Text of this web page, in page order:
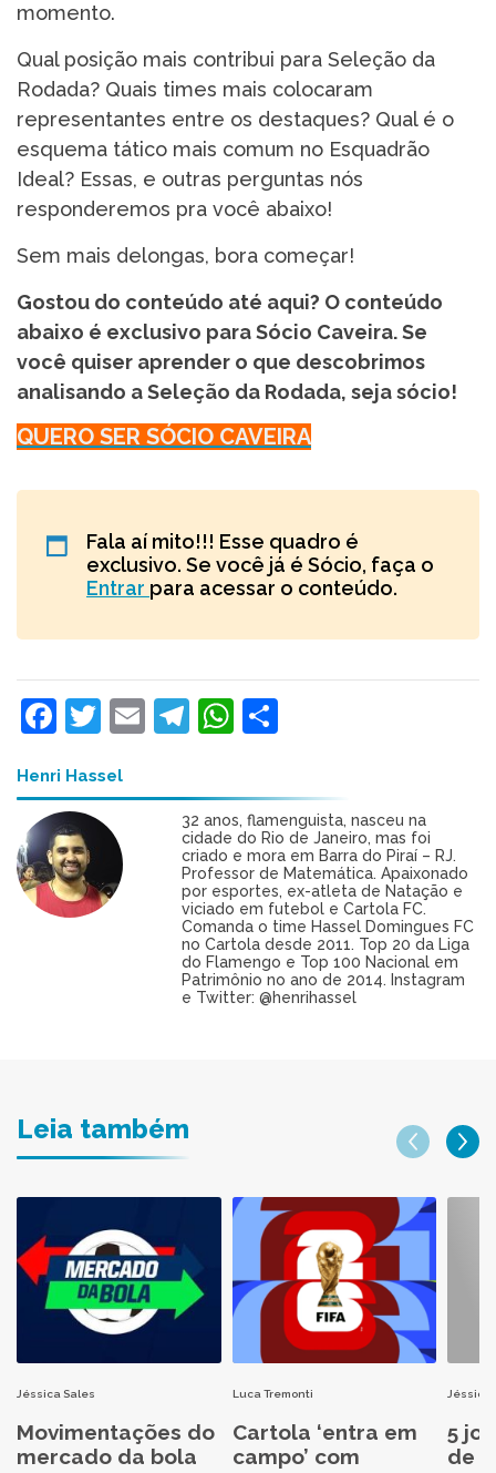
momento.
Qual posição mais contribui para Seleção da
Rodada? Quais times mais colocaram
representantes entre os destaques? Qual é o
esquema tático mais comum no Esquadrão
Ideal? Essas, e outras perguntas nós
responderemos pra você abaixo!
Sem mais delongas, bora começar!
Gostou do conteúdo até aqui? O conteúdo
abaixo é exclusivo para Sócio Caveira. Se
você quiser aprender o que descobrimos
analisando a Seleção da Rodada, seja sócio!
QUERO SER SÓCIO CAVEIRA
Fala aí mito!!! Esse quadro é
exclusivo. Se você já é Sócio, faça o
Entrar para acessar o conteúdo.
Facebook
Twitter
EmailTelegram
WhatsApp
Henri Hassel
32 anos, flamenguista, nasceu na
cidade do Rio de Janeiro, mas foi
criado e mora em Barra do Piraí – RJ.
Professor de Matemática. Apaixonado
por esportes, ex-atleta de Natação e
viciado em futebol e Cartola FC.
Comanda o time Hassel Domingues FC
no Cartola desde 2011. Top 20 da Liga
do Flamengo e Top 100 Nacional em
Patrimônio no ano de 2014. Instagram
e Twitter: @henrihassel
Leia também
Jéssica Sales
Movimentações do
mercado da bola
Luca Tremonti
Cartola ‘entra em
campo’ com
Jéssica
5
de